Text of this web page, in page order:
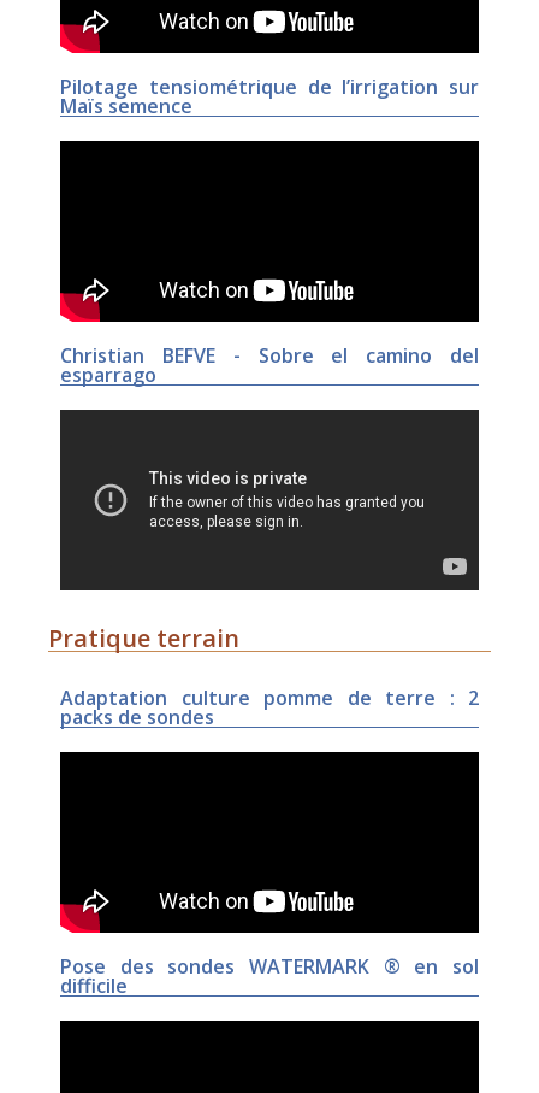
Pilotage tensiométrique de l’irrigation sur
Maïs semence
Christian BEFVE - Sobre el camino del
esparrago
Pratique terrain
Adaptation culture pomme de terre : 2
packs de sondes
Pose des sondes WATERMARK ® en sol
difficile